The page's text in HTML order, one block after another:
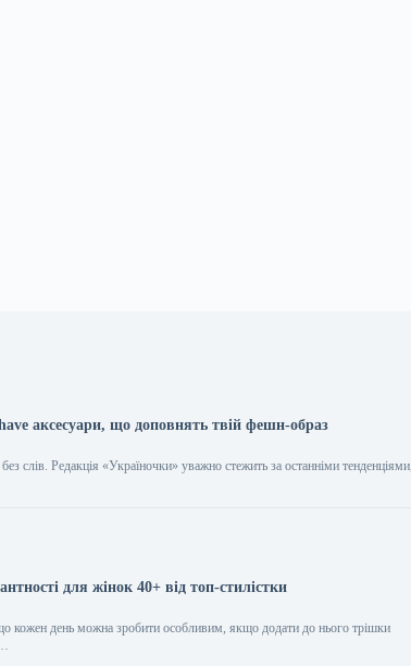
аксесуари, що доповнять твій фешн-образ
слів. Редакція «Україночки» уважно стежить за останніми
для жінок 40+ від топ-стилістки
кожен день можна зробити особливим, якщо додати до нього трішки